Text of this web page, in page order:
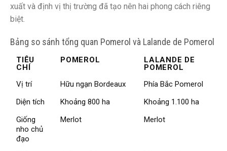
xuất và định vị thị trường đã tạo nên hai phong cách riêng
biệt.
Bảng so sánh tổng quan Pomerol và Lalande de Pomerol
TIÊU
CHÍ
POMEROL
LALANDE DE
POMEROL
Vị trí
Hữu ngạn Bordeaux
Phía Bắc Pomerol
Diện tích
Khoảng 800 ha
Khoảng 1.100 ha
Giống
nho chủ
đạo
Merlot Merlot